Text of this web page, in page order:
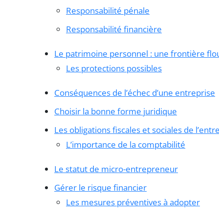
Responsabilité pénale
Responsabilité financière
Le patrimoine personnel : une frontière
Les protections possibles
Conséquences de l’échec d’une entreprise
Choisir la bonne forme juridique
Les obligations fiscales et sociales de
L’importance de la comptabilité
Le statut de micro-entrepreneur
Gérer le risque financier
Les mesures préventives à adopter